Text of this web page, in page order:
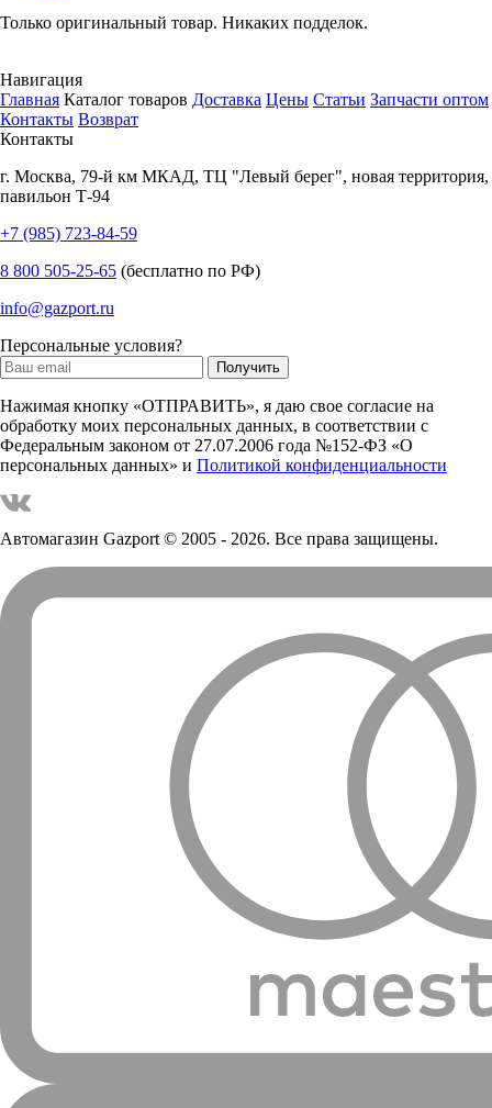
Только оригинальный товар. Никаких подделок.
Навигация
Главная Каталог товаров Доставка Цены Статьи Запчасти оптом
Контакты Возврат
Контакты
г. Москва, 79-й км МКАД, ТЦ "Левый берег", новая территория,
павильон Т-94
+7 (985) 723-84-59
8 800 505-25-65 (бесплатно по РФ)
info@gazport.ru
Персональные условия?
Нажимая кнопку «ОТПРАВИТЬ», я даю свое согласие на
обработку моих персональных данных, в соответствии с
Федеральным законом от 27.07.2006 года №152-ФЗ «О
персональных данных» и Политикой конфиденциальности
Автомагазин Gazport© 2005 - 2026. Все права защищены.